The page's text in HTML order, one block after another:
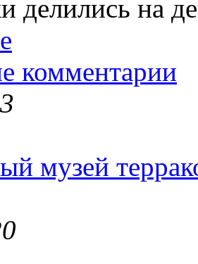
делились на
комментарии
музей